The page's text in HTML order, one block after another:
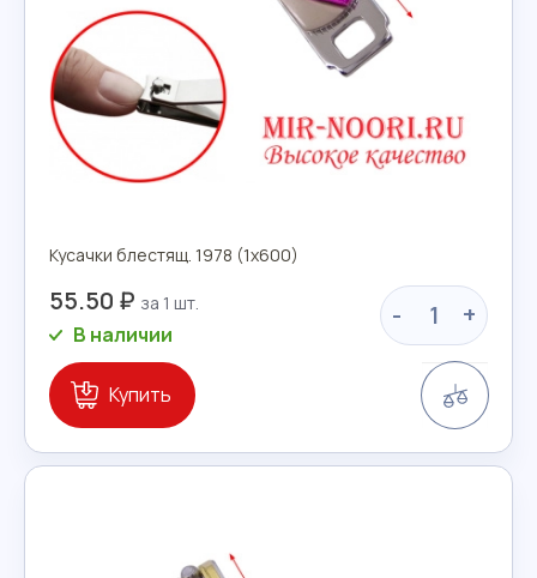
Кусачки блестящ. 1978 (1х600)
55.50 ₽ - +
В наличии
Купить